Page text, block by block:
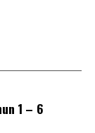
1 – 6